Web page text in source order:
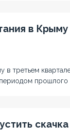
в
в третьем
прошлого
скачка